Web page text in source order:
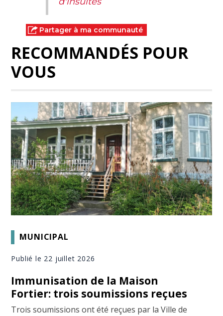
Partager à ma communauté
RECOMMANDÉS POUR
VOUS
MUNICIPAL
Publié le 22 juillet 2026
Immunisation de la Maison
Fortier: trois soumissions reçues
Trois soumissions ont été reçues par la Ville de